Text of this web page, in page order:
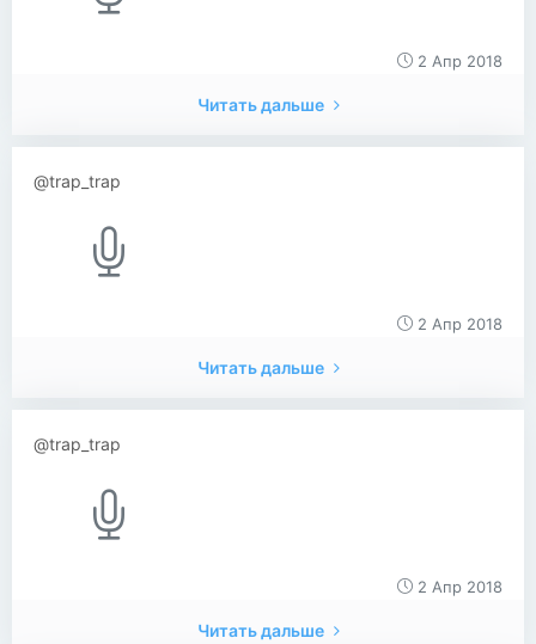
2 Апр 2018
Читать дальше
@trap_trap
2 Апр 2018
Читать дальше
@trap_trap
2 Апр 2018
Читать дальше